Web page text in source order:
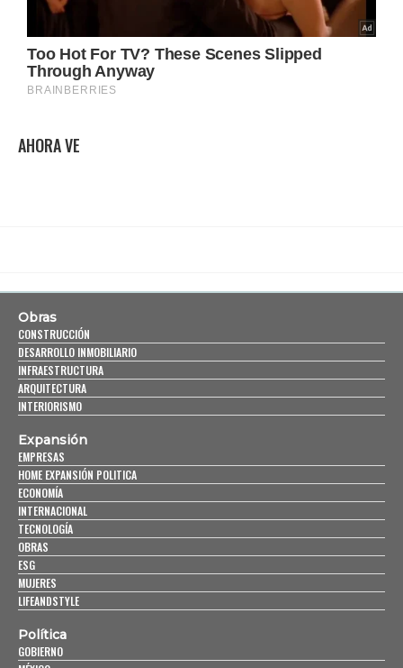
AHORA VE
Obras
CONSTRUCCIÓN
DESARROLLO INMOBILIARIO
INFRAESTRUCTURA
ARQUITECTURA
INTERIORISMO
Expansión
EMPRESAS
HOME EXPANSIÓN POLITICA
ECONOMÍA
INTERNACIONAL
TECNOLOGÍA
OBRAS
ESG
MUJERES
LIFEANDSTYLE
Política
GOBIERNO